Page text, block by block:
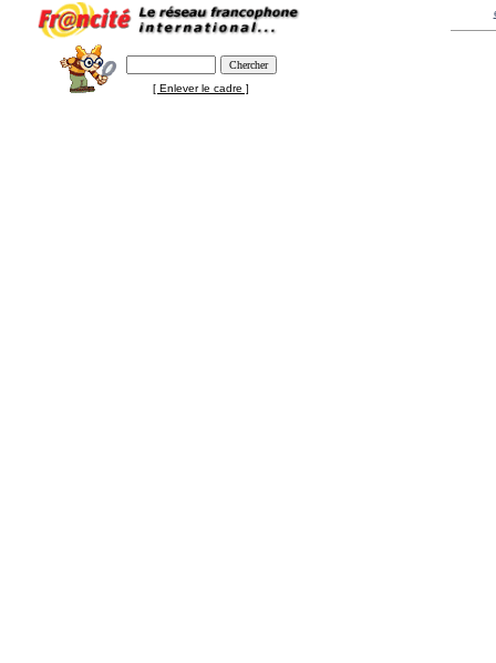
[ Enlever le cadre ]